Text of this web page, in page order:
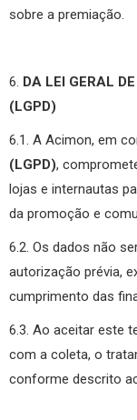
sobre a premiação.
6. DA LEI GERAL
(LGPD)
6.1. A Acimon, em
(LGPD),
lojas e internautas
da promoção e
6.2. Os dados não
autorização prévia,
cumprimento das
6.3. Ao aceitar este
com a coleta, o
conforme descrito